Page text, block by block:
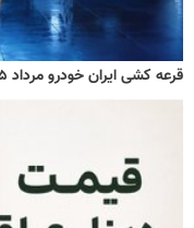
قرعه کشی ایران خودرو مرداد ۱۴۰۵ + زمان اعلام نتایج و اسامی برندگان